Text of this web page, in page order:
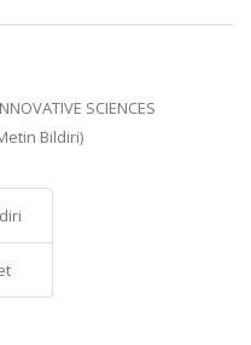
SCIENCES
Bildiri)